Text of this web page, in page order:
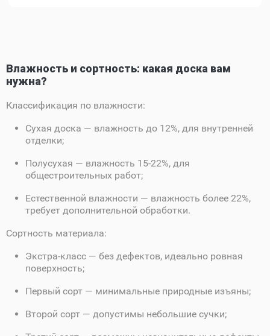
Влажность и сортность: какая доска вам
нужна?
Классификация по влажности:
Сухая доска — влажность до 12%, для внутренней
отделки;
Полусухая — влажность 15-22%, для
общестроительных работ;
Естественной влажности — влажность более 22%,
требует дополнительной обработки.
Сортность материала:
Экстра-класс — без дефектов, идеально ровная
поверхность;
Первый сорт — минимальные природные изъяны;
Второй сорт — допустимы небольшие сучки;